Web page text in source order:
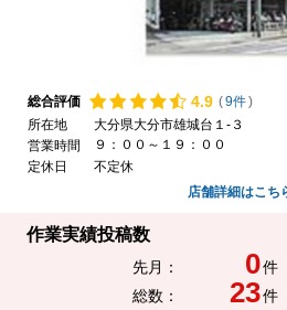
総合評価 4.9 (9件)
所在地
大分県大分市雄城台１-３
営業時間
９：００～１９：００
定休日
不定休
店舗詳細はこち
作業実績投稿数
先月： 0件
総数：
23件